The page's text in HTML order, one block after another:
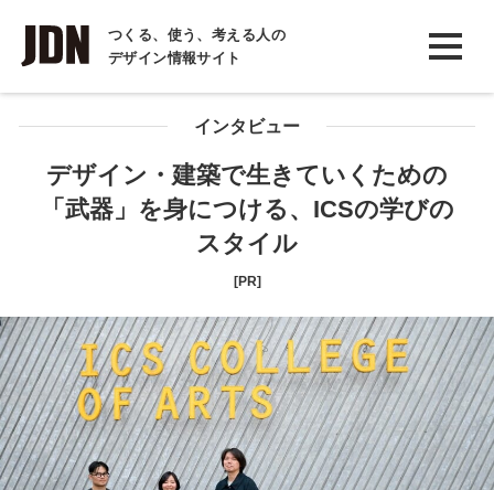
つくる、使う、考える人の
デザイン情報サイト
INTERVIEW
インタビュー
REPORT
COLUMN
インタビュー
デザイン・建築で生きていくための
「武器」を身につける、ICSの学びの
スタイル
[PR]